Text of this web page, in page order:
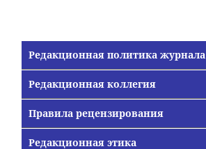
Редакционная политика журнала
Редакционная коллегия
Правила рецензирования
Редакционная этика